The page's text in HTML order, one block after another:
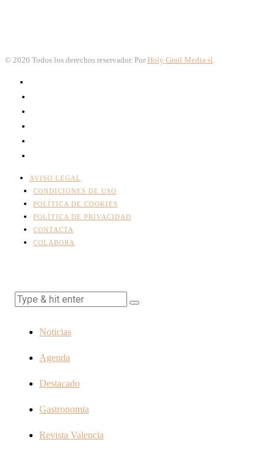
© 2026 Todos los derechos reservador. Por Holy Grail Media sl
AVISO LEGAL
CONDICIONES DE USO
POLÍTICA DE COOKIES
POLÍTICA DE PRIVACIDAD
CONTACTA
COLABORA
Noticias
Agenda
Destacado
Gastronomia
Revista Valencia